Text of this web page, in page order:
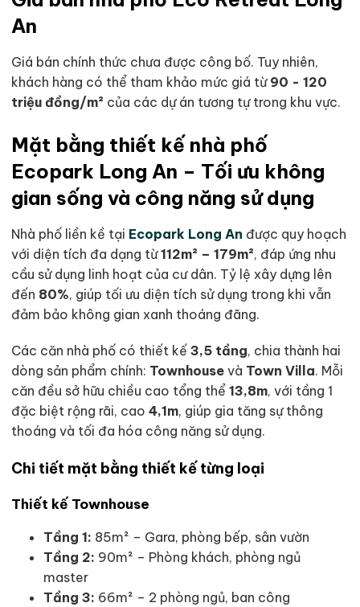
An
Giá bán chính thức chưa được công bố. Tuy nhiên,
khách hàng có thể tham khảo mức giá từ 90 - 120
triệu đồng/m² của các dự án tương tự trong khu vực.
Mặt bằng thiết kế nhà phố
Ecopark Long An – Tối ưu không
gian sống và công năng sử dụng
Nhà phố liền kề tại Ecopark Long An được quy hoạch
với diện tích đa dạng từ112m² – 179m², đáp ứng nhu
cầu sử dụng linh hoạt của cư dân. Tỷ lệ xây dựng lên
đến 80%, giúp tối ưu diện tích sử dụng trong khi vẫn
đảm bảo không gian xanh thoáng đãng.
Các căn nhà phố có thiết kế3,5 tầng, chia thành hai
dòng sản phẩm chính: Townhouse và Town Villa. Mỗi
căn đều sở hữu chiều cao tổng thể13,8m, với tầng 1
đặc biệt rộng rãi, cao4,1m, giúp gia tăng sự thông
thoáng và tối đa hóa công năng sử dụng.
Chi tiết mặt bằng thiết kế từng loại
Thiết kế Townhouse
Tầng 1: 85m² – Gara, phòng bếp, sân vườn
Tầng 2: 90m² – Phòng khách, phòng ngủ
master
Tầng 3: 66m² – 2 phòng ngủ, ban công